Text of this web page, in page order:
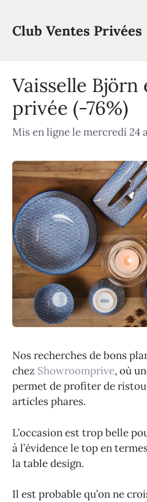
contenu
Club Ventes Privées
Vaisselle Björn
privée (-76%)
Mis en ligne le mercredi 24
Nos recherches de bons
chez Showroomprive, où
permet de profiter de
articles phares.
L’occasion est trop belle
à l’évidence le top en
la table design.
Il est probable qu’on ne